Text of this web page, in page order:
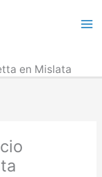
en Mislata